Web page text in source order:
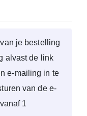
je bestelling
alvast de link
e-mailing in te
van de e-
1